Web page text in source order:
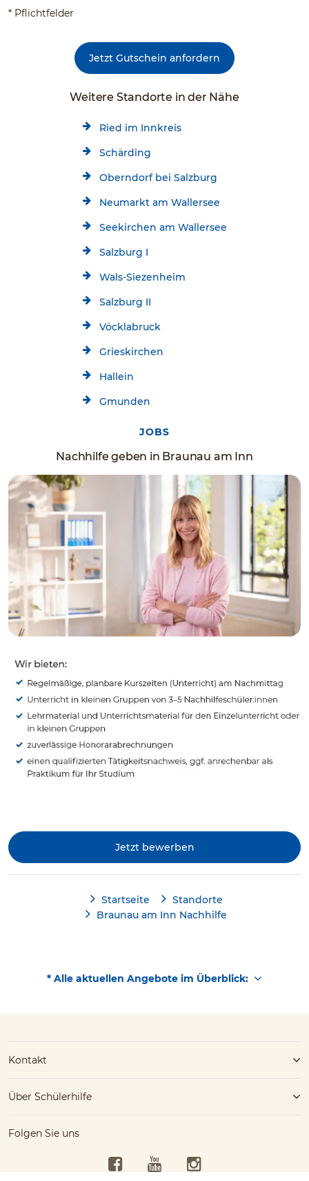
* Pflichtfelder
Jetzt Gutschein anfordern
Weitere Standorte in der Nähe
Ried im Innkreis
Schärding
Oberndorf bei Salzburg
Neumarkt am Wallersee
Seekirchen am Wallersee
Salzburg I
Wals-Siezenheim
Salzburg II
Vöcklabruck
Grieskirchen
Hallein
Gmunden
JOBS
Nachhilfe geben in Braunau am Inn
Jetzt bewerben
Startseite
Standorte
Braunau am Inn Nachhilfe
* Alle aktuellen Angebote im Überblick:
Kontakt
Über Schülerhilfe
Folgen Sie uns
FacebookYouTubeInstagram